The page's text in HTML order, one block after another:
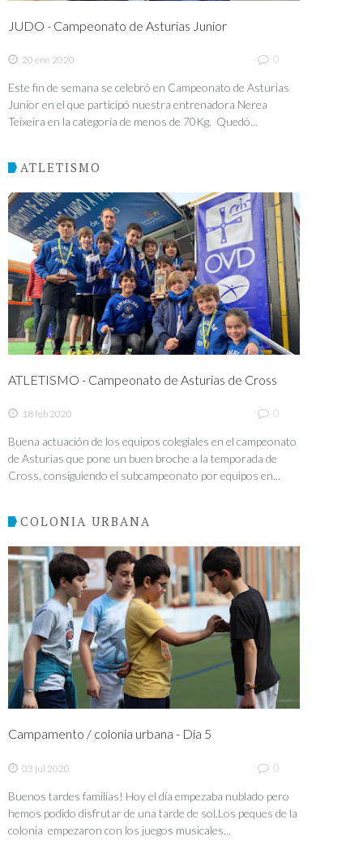
JUDO - Campeonato de Asturias Junior
20 ene 2020 0
Este fin de semana se celebró en Campeonato de Asturias
Junior en el que participó nuestra entrenadora Nerea
Teixeira en la categoría de menos de 70Kg. Quedó...
ATLETISMO
ATLETISMO - Campeonato de Asturias de Cross
18 feb 2020 0
Buena actuación de los equipos colegiales en el campeonato
de Asturias que pone un buen broche a la temporada de
Cross, consiguiendo el subcampeonato por equipos en...
COLONIA URBANA
Campamento / colonia urbana - Día 5
03 jul 2020 0
Buenos tardes familias! Hoy el día empezaba nublado pero
hemos podido disfrutar de una tarde de sol.Los peques de la
colonia empezaron con los juegos musicales...